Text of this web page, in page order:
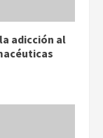
adicción al